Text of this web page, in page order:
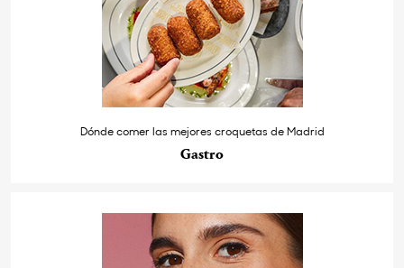
Dónde comer las mejores croquetas de Madrid
Gastro